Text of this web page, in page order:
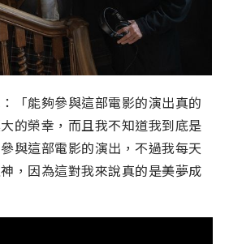
「能夠參與這部電影的演出真的
的榮幸，而且我不知道我到底是
與這部電影的演出，不過我每天
，因為這對我來說真的是美夢成